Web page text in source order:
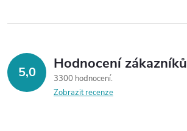
5,0 Hodnocení zákazníků
3300 hodnocení
Zobrazit recenze